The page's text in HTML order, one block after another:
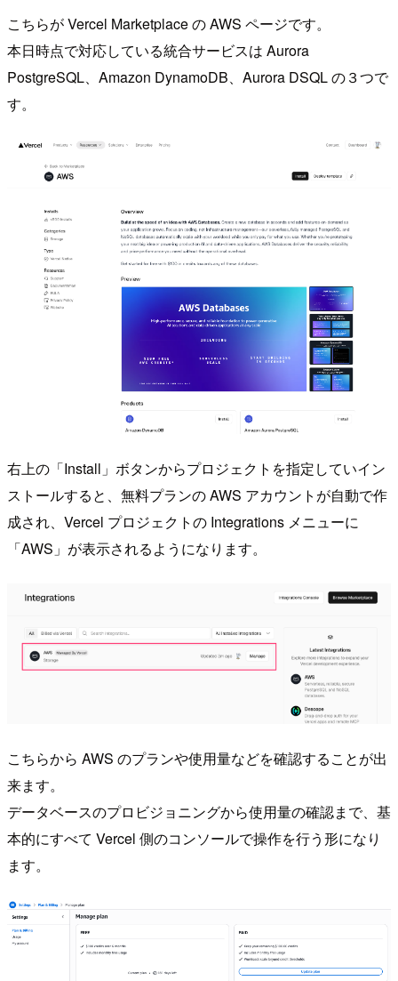
こちらが Vercel Marketplace の AWS ページです。
本日時点で対応している統合サービスは Aurora
PostgreSQL、Amazon DynamoDB、Aurora DSQL の３つで
す。
右上の「Install」ボタンからプロジェクトを指定していイン
ストールすると、無料プランの AWS アカウントが自動で作
成され、Vercel プロジェクトの Integrations メニューに
「AWS」が表示されるようになります。
こちらから AWS のプランや使用量などを確認することが出
来ます。
データベースのプロビジョニングから使用量の確認まで、基
本的にすべて Vercel 側のコンソールで操作を行う形になり
ます。